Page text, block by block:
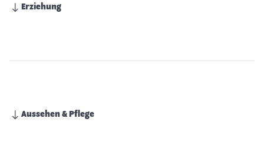
Erziehung
Aussehen & Pflege